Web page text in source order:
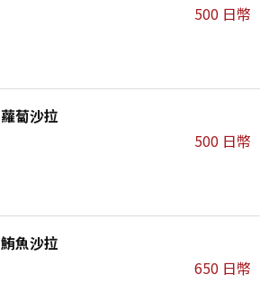
500 日幣
蘿蔔沙拉
500 日幣
鮪魚沙拉
650 日幣